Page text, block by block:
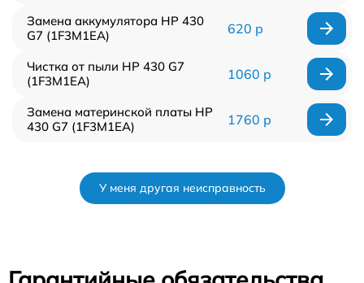
Замена аккумулятора HP 430
G7 (1F3M1EA)
620 р
Чистка от пыли HP 430 G7
(1F3M1EA)
1060 р
Замена материнской платы HP
430 G7 (1F3M1EA)
1760 р
У меня другая неисправность